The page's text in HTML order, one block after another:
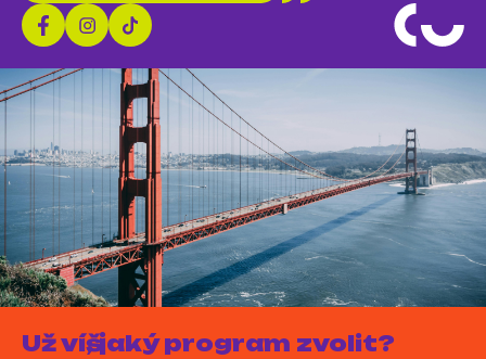
Už víš, jaký program zvolit?